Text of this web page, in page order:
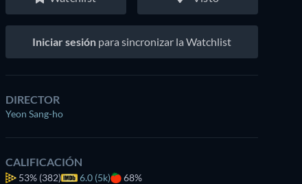
Iniciar sesión para sincronizar la Watchlist
DIRECTOR
Yeon Sang-ho
CALIFICACIÓN
53% (382) 6.0 (5k) 68%